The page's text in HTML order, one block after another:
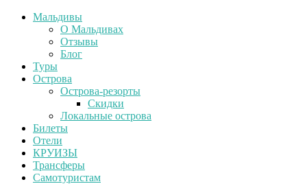
Мальдивы
О Мальдивах
Отзывы
Блог
Туры
Острова
Острова-резорты
Скидки
Локальные острова
Билеты
Отели
КРУИЗЫ
Трансферы
Самотуристам